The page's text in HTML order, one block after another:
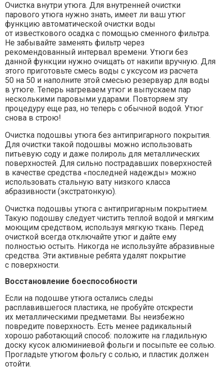
Очистка внутри утюга. Для внутренней очистки
парового утюга нужно знать, имеет ли ваш утюг
функцию автоматической очистки воды
от известкового осадка с помощью сменного фильтра.
Не забывайте заменять фильтр через
рекомендованный интервал времени. Утюги без
данной функции нужно очищать от накипи вручную. Для
этого приготовьте смесь воды с уксусом из расчета
50 на 50 и наполните этой смесью резервуар для воды
в утюге. Теперь нагреваем утюг и выпускаем пар
несколькими паровыми ударами. Повторяем эту
процедуру еще раз, но теперь с обычной водой. Утюг
снова в строю!
Очистка подошвы утюга без антипригарного покрытия.
Для очистки такой подошвы можно использовать
питьевую соду и даже полироль для металлических
поверхностей. Для сильно пострадавших поверхностей
в качестве средства «последней надежды» можно
использовать стальную вату низкого класса
абразивности (экстратонкую).
Очистка подошвы утюга с антипригарным покрытием.
Такую подошву следует чистить теплой водой и мягким
моющим средством, используя мягкую ткань. Перед
очисткой всегда отключайте утюг и дайте ему
полностью остыть. Никогда не используйте абразивные
средства. Эти активные ребята удалят покрытие
с поверхности.
Восстановление боеспособности
Если на подошве утюга остались следы
расплавившегося пластика, не пробуйте отскрести
их металлическими предметами. Вы неизбежно
повредите поверхность. Есть менее радикальный
хорошо работающий способ: положите на гладильную
доску кусок алюминиевой фольги и посыпьте ее солью.
Прогладьте утюгом фольгу с солью, и пластик должен
отойти.